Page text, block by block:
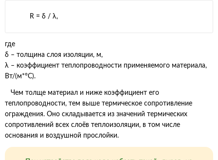
R = δ / λ,
где
δ – толщина слоя изоляции, м,
λ – коэффициент теплопроводности применяемого материала,
Вт/(м*°С).
Чем толще материал и ниже коэффициент его
теплопроводности, тем выше термическое сопротивление
ограждения. Оно складывается из значений термических
сопротивлений всех слоёв теплоизоляции, в том числе
основания и воздушной прослойки.